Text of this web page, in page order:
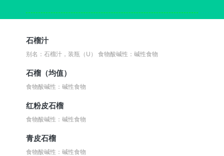
石榴汁
别名：石榴汁，装瓶（U）食物酸碱性：碱性食物
石榴（均值）
食物酸碱性：碱性食物
红粉皮石榴
食物酸碱性：碱性食物
青皮石榴
食物酸碱性：碱性食物